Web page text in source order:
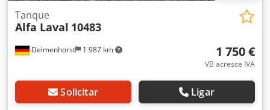
Delmenhorst 1 987 km
Tanque
Alfa Laval 10483
1 750 €
VB acresce IVA
Solicitar Ligar